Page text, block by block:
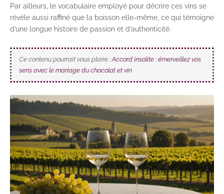
Par ailleurs, le vocabulaire employé pour décrire ces vins se
révèle aussi raffiné que la boisson elle-même, ce qui témoigne
d’une longue histoire de passion et d’authenticité.
Ce contenu pourrait vous plaire :Accord insolite : émerveillez vos
sens avec le mariage du chocolat et vin